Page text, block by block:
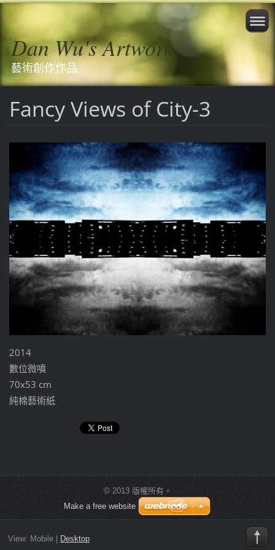
Dan Wu's Artwork
藝術創作作品
Fancy Views of City-3
2014
數位微噴
70x53 cm
純棉藝術紙
© 2013 版權所有。
Make a free website
View: Mobile| Desktop